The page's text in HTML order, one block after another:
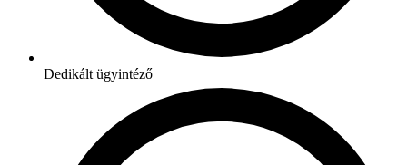
Dedikált ügyintéző